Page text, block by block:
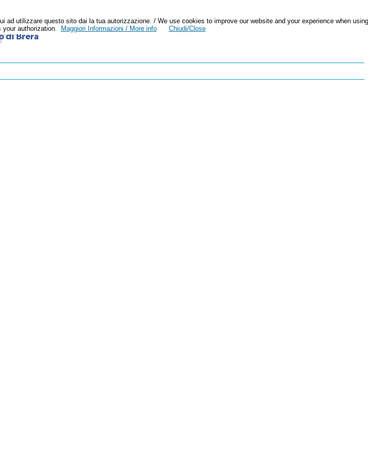
utilizzare questo sito dai la tua autorizzazione. / We use cookies to improve our website and your experience when using
authorization.
Maggiori Informazioni / More info Chiudi/Close